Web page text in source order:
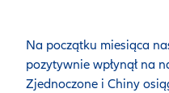
Na początku miesiąca
pozytywnie wpłynął na
Zjednoczone i Chiny